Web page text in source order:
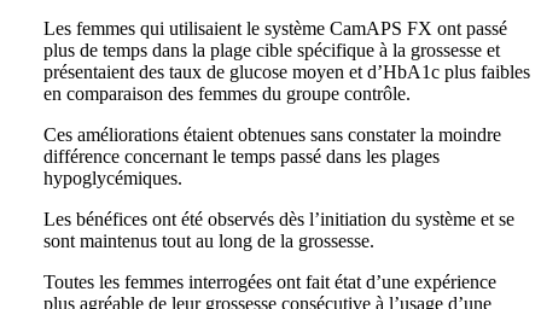
Les femmes qui utilisaient le système CamAPS FX ont passé
plus de temps dans la plage cible spécifique à la grossesse et
présentaient des taux de glucose moyen et d’HbA1c plus faibles
en comparaison des femmes du groupe contrôle.
Ces améliorations étaient obtenues sans constater la moindre
différence concernant le temps passé dans les plages
hypoglycémiques.
Les bénéfices ont été observés dès l’initiation du système et se
sont maintenus tout au long de la grossesse.
Toutes les femmes interrogées ont fait état d’une expérience
plus agréable de leur grossesse consécutive à l’usage d’une